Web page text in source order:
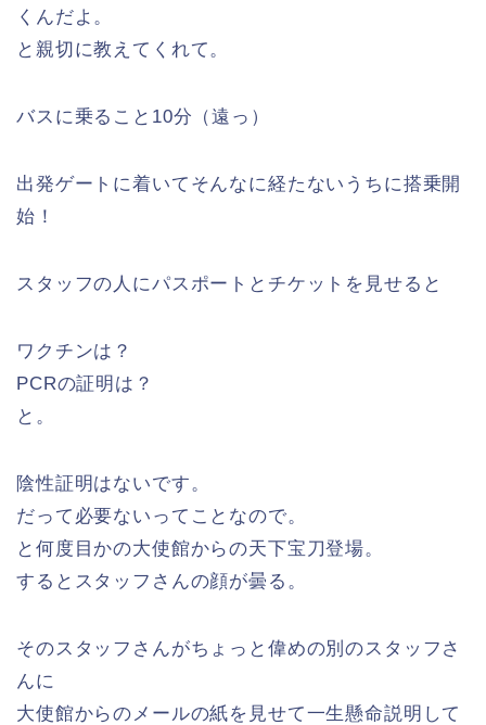
くんだよ。
と親切に教えてくれて。
バスに乗ること10分（遠っ）
出発ゲートに着いてそんなに経たないうちに搭乗開
始！
スタッフの人にパスポートとチケットを見せると
ワクチンは？
PCRの証明は？
と。
陰性証明はないです。
だって必要ないってことなので。
と何度目かの大使館からの天下宝刀登場。
するとスタッフさんの顔が曇る。
そのスタッフさんがちょっと偉めの別のスタッフさ
んに
大使館からのメールの紙を見せて一生懸命説明して